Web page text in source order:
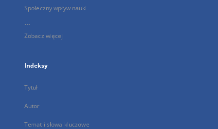
Społeczny wpływ nauki
...
Zobacz więcej
Indeksy
Tytuł
Autor
Temat i słowa kluczowe